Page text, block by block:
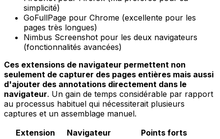
simplicité)
GoFullPage pour Chrome (excellente pour les
pages très longues)
Nimbus Screenshot pour les deux navigateurs
(fonctionnalités avancées)
Ces extensions de navigateur permettent non
seulement de capturer des pages entières mais aussi
d'ajouter des annotations directement dans le
navigateur. Un gain de temps considérable par rapport
au processus habituel qui nécessiterait plusieurs
captures et un assemblage manuel.
Extension
Navigateur
Points forts